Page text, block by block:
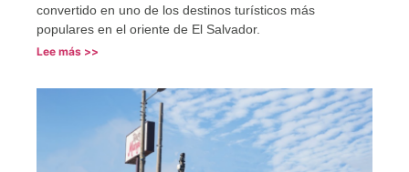
convertido en uno de los destinos turísticos más
populares en el oriente de El Salvador.
Lee más >>